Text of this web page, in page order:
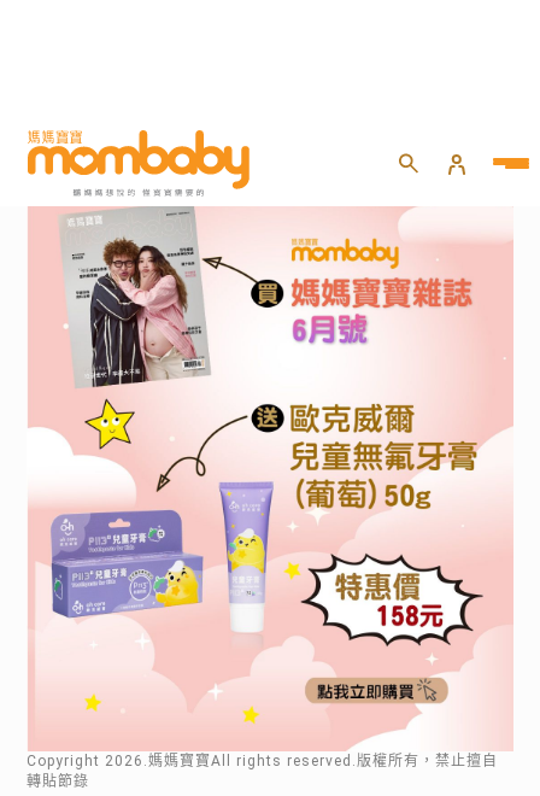
Copyright 2026 .媽媽寶寶All rights reserved.版權所有，禁止擅自
轉貼節錄